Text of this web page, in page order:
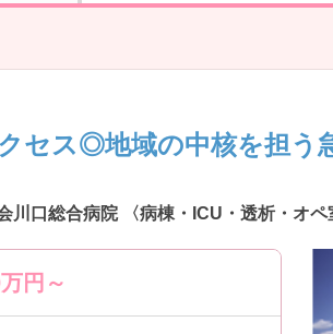
セス◎地域の中核を担う
口総合病院 〈病棟・ICU・透析・オペ
万円～